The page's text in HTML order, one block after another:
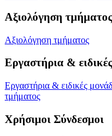
Αξιολόγηση τμήματος
Αξιολόγηση τμήματος
Εργαστήρια &
Εργαστήρια & ειδικές
τμήματος
Χρήσιμοι Σύνδεσμοι